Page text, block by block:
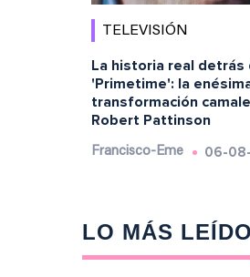
TELEVISIÓN
La historia real detrás
'Primetime': la
transformación
Robert Pattinson
Francisco-Eme 06-
LO MÁS LEÍDO